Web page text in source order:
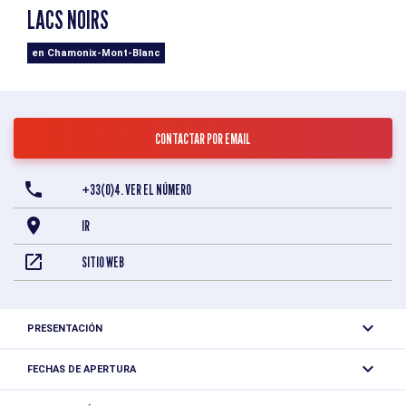
LACS NOIRS
en Chamonix-Mont-Blanc
CONTACTAR POR EMAIL
+33(0)4. VER EL NÚMERO
IR
SITIO WEB
PRESENTACIÓN
Situados a 2550 metros de altitud, los Lacs Noirs son los
FECHAS DE APERTURA